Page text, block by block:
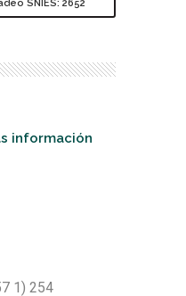
SNIES: 2652
información
1) 254